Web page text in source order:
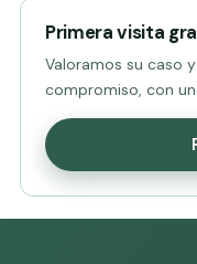
Primera visita
Valoramos su caso
compromiso, con